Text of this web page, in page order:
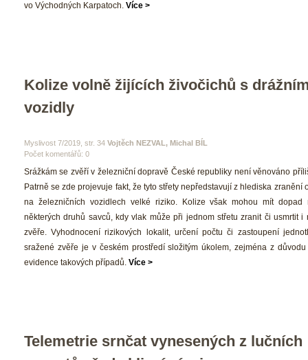
vo Východných Karpatoch. Více >
Kolize volně žijících živočichů s
vozidly
Myslivost 7/2019, str. 34 Vojtěch NEZVAL, Michal BÍL
Počet komentářů: 0
Srážkám se zvěří v železniční dopravě České republiky není věnováno
Patrně se zde projevuje fakt, že tyto střety nepředstavují z hlediska zranění
na železničních vozidlech velké riziko. Kolize však mohou mít dopad
některých druhů savců, kdy vlak může při jednom střetu zranit či usmrtit i
zvěře. Vyhodnocení rizikových lokalit, určení počtu či zastoupení
ražené zvěře je v českém prostředí složitým úkolem, zejména z důvodu
evidence takových případů. Více >
Telemetrie srnčat vynesených z lučních